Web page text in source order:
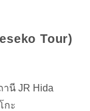
Tour)
านี JR Hida
กะ